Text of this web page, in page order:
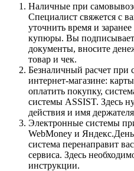
Наличные при
Специалист свяжется с
уточнить время и
купюры. Вы
документы, вносите
товар и чек.
Безналичный расчет при
интернет-магазине:
оплатить покупку,
системы ASSIST. Здесь
действия и имя
Электронные системы
WebMoney и
система перенаправит
сервиса. Здесь
инструкции.